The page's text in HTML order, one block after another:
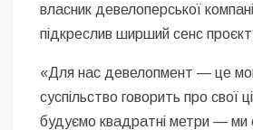
власник девелоперської
підкреслив ширший сенс
«Для нас девелопмент — це
суспільство говорить про свої
будуємо квадратні метри —